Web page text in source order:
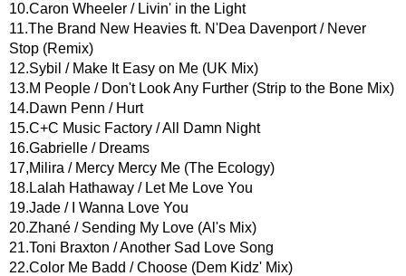
10.Caron Wheeler / Livin' in the Light
11.The Brand New Heavies ft. N'Dea Davenport / Never
Stop (Remix)
12.Sybil / Make It Easy on Me (UK Mix)
13.M People / Don't Look Any Further (Strip to the Bone Mix)
14.Dawn Penn / Hurt
15.C+C Music Factory / All Damn Night
16.Gabrielle / Dreams
17,Milira / Mercy Mercy Me (The Ecology)
18.Lalah Hathaway / Let Me Love You
19.Jade / I Wanna Love You
20.Zhané / Sending My Love (Al's Mix)
21.Toni Braxton / Another Sad Love Song
22.Color Me Badd / Choose (Dem Kidz' Mix)